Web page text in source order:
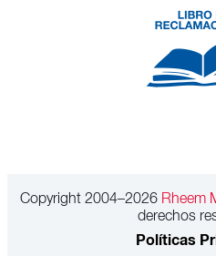
Copyright 2004–2026Rheem
derechos
Políticas